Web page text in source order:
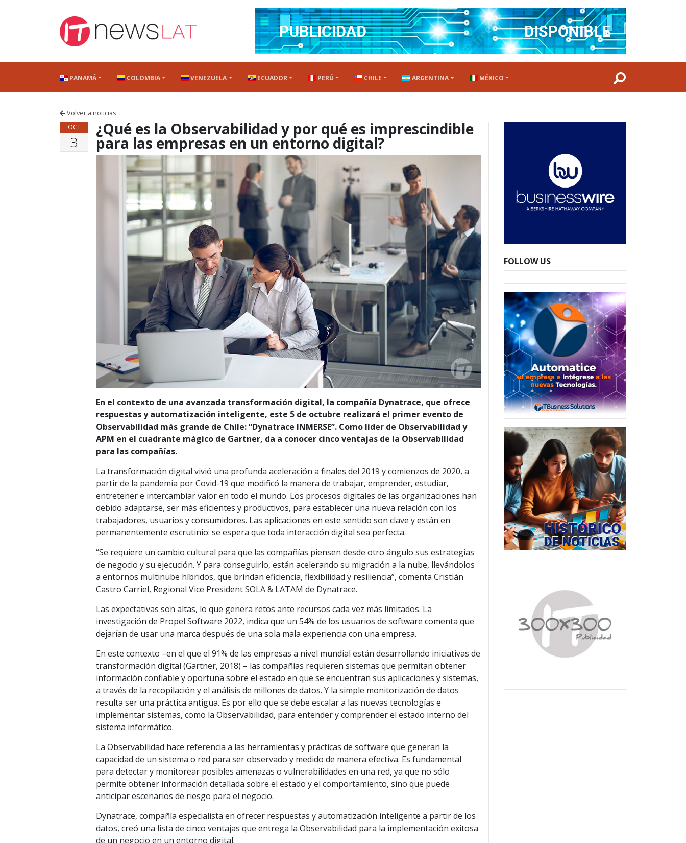
PANAMÁ COLOMBIA VENEZUELA ECUADOR PERÚ CHILE ARGENTINA MÉXICO
Volver a noticias
OCT
3
¿Qué es la Observabilidad y por qué es imprescindible
para las empresas en un entorno digital?
En el contexto de una avanzada transformación digital, la compañía Dynatrace, que ofrece
respuestas y automatización inteligente, este 5 de octubre realizará el primer evento de
Observabilidad más grande de Chile: “Dynatrace INMERSE”. Como líder de Observabilidad y
APM en el cuadrante mágico de Gartner, da a conocer cinco ventajas de la Observabilidad
para las compañías.
La transformación digital vivió una profunda aceleración a finales del 2019 y comienzos de 2020, a
partir de la pandemia por Covid-19 que modificó la manera de trabajar, emprender, estudiar,
entretener e intercambiar valor en todo el mundo. Los procesos digitales de las organizaciones han
debido adaptarse, ser más eficientes y productivos, para establecer una nueva relación con los
trabajadores, usuarios y consumidores. Las aplicaciones en este sentido son clave y están en
permanentemente escrutinio: se espera que toda interacción digital sea perfecta.
“Se requiere un cambio cultural para que las compañías piensen desde otro ángulo sus estrategias
de negocio y su ejecución. Y para conseguirlo, están acelerando su migración a la nube, llevándolos
a entornos multinube híbridos, que brindan eficiencia, flexibilidad y resiliencia”, comenta Cristián
Castro Carriel, Regional Vice President SOLA & LATAM de Dynatrace.
Las expectativas son altas, lo que genera retos ante recursos cada vez más limitados. La
investigación de Propel Software 2022, indica que un 54% de los usuarios de software comenta que
dejarían de usar una marca después de una sola mala experiencia con una empresa.
En este contexto –en el que el 91% de las empresas a nivel mundial están desarrollando iniciativas de
transformación digital (Gartner, 2018) – las compañías requieren sistemas que permitan obtener
información confiable y oportuna sobre el estado en que se encuentran sus aplicaciones y sistemas,
a través de la recopilación y el análisis de millones de datos. Y la simple monitorización de datos
resulta ser una práctica antigua. Es por ello que se debe escalar a las nuevas tecnologías e
implementar sistemas, como la Observabilidad, para entender y comprender el estado interno del
sistema informático.
La Observabilidad hace referencia a las herramientas y prácticas de software que generan la
capacidad de un sistema o red para ser observado y medido de manera efectiva. Es fundamental
para detectar y monitorear posibles amenazas o vulnerabilidades en una red, ya que no sólo
permite obtener información detallada sobre el estado y el comportamiento, sino que puede
anticipar escenarios de riesgo para el negocio.
Dynatrace, compañía especialista en ofrecer respuestas y automatización inteligente a partir de los
datos, creó una lista de cinco ventajas que entrega la Observabilidad para la implementación exitosa
de un negocio en un entorno digital.
FOLLOW US